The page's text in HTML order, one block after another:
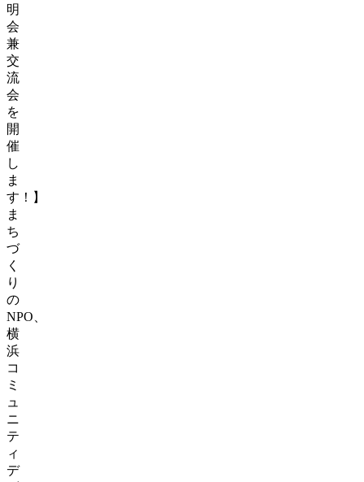
明
会
兼
交
流
会
を
開
催
し
ま
す！】
ま
ち
づ
く
り
の
NPO、
横
浜
コ
ミ
ュ
ニ
テ
ィ
デ